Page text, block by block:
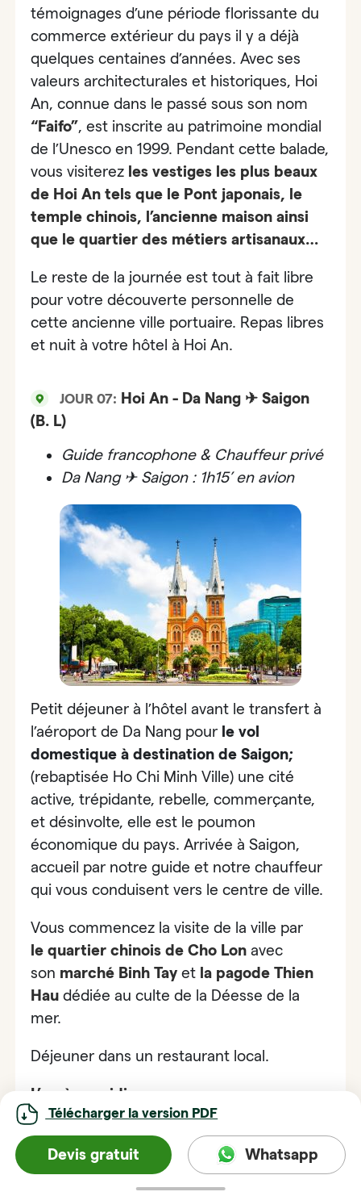
témoignages d’une période florissante du
commerce extérieur du pays il y a déjà
quelques centaines d’années. Avec ses
valeurs architecturales et historiques, Hoi
An, connue dans le passé sous son nom
“Faifo”, est inscrite au patrimoine mondial
de l’Unesco en 1999. Pendant cette balade,
vous visiterez les vestiges les plus beaux
de Hoi An tels que le Pont japonais, le
temple chinois, l’ancienne maison ainsi
que le quartier des métiers artisanaux…
Le reste de la journée est tout à fait libre
pour votre découverte personnelle de
cette ancienne ville portuaire. Repas libres
et nuit à votre hôtel à Hoi An.
JOUR 07: Hoi An - Da Nang ✈ Saigon
(B. L)
Guide francophone & Chauffeur privé
Da Nang ✈ Saigon : 1h15’ en avion
Petit déjeuner à l’hôtel avant le transfert à
l’aéroport de Da Nang pour le vol
domestique à destination de Saigon;
(rebaptisée Ho Chi Minh Ville) une cité
active, trépidante, rebelle, commerçante,
et désinvolte, elle est le poumon
économique du pays. Arrivée à Saigon,
accueil par notre guide et notre chauffeur
qui vous conduisent vers le centre de ville.
Vous commencez la visite de la ville par
le quartier chinois de Cho Lon avec
son marché Binh Tay et la pagode Thien
Hau dédiée au culte de la Déesse de la
mer.
Déjeuner dans un restaurant local.
L’après – midi :
milieu des vestiges coloniaux, témoins de
la présence durant près d’un siècle des
Français dans cette partie du monde.
Découverte de la ville de Saigon et de ces
Devis gratuit Whatsapp
Télécharger la version PDF